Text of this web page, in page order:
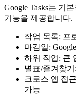
Google Tasks는 기
기능을 제공합니다.
작업 목록: 프
마감일:
하위 작업: 큰
별표/즐겨찾기
크로스 앱 접근
가능